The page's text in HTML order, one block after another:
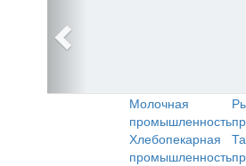
Молочная
промышленность
Хлебопекарная
промышленность